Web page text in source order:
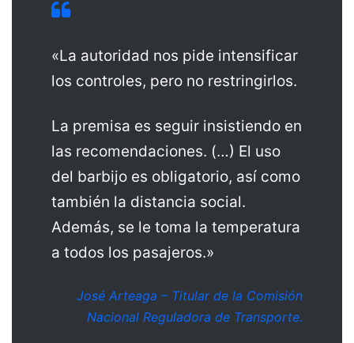
«La autoridad nos pide intensificar
los controles, pero no restringirlos.
La premisa es seguir insistiendo en
las recomendaciones. (…) El uso
del barbijo es obligatorio, así como
también la distancia social.
Además, se le toma la temperatura
a todos los pasajeros.»
José Arteaga – Titular de la Comisión
Nacional Reguladora de Transporte.